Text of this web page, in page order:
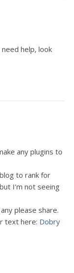
help, look
any plugins to
to rank for
I’m not seeing
please share.
text here: Dobry